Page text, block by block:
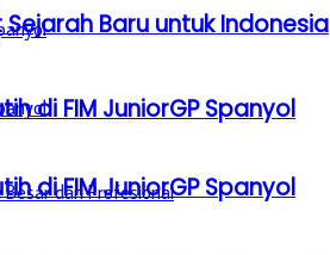
di FIM JuniorGP Spanyol
Baru untuk Indonesia
di FIM JuniorGP Spanyol